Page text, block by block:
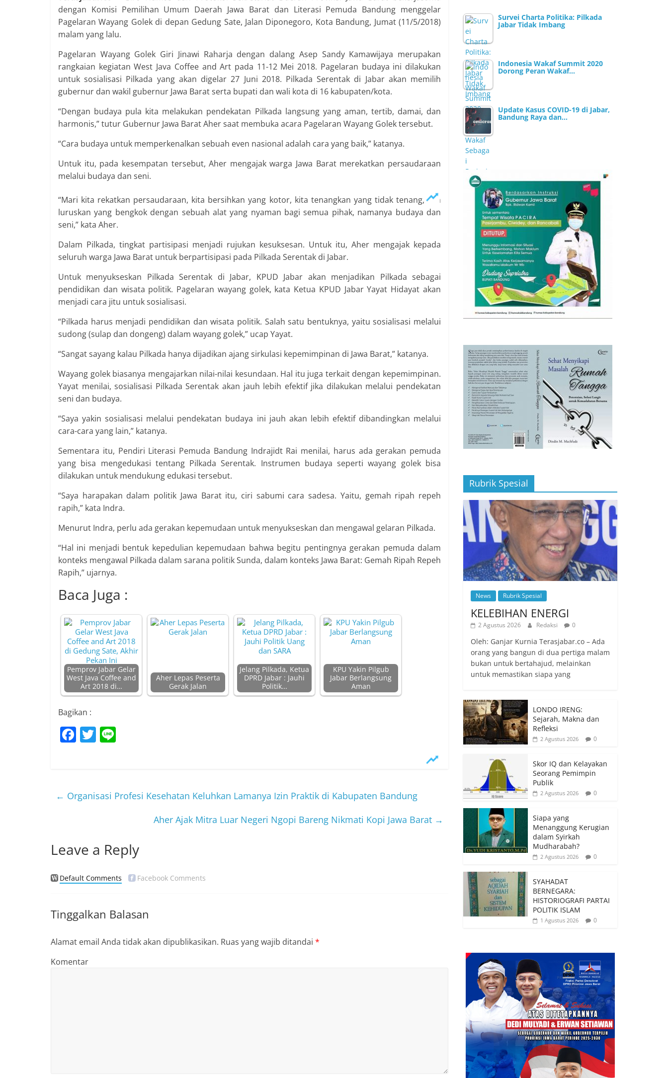
dengan Komisi Pemilihan Umum Daerah Jawa Barat dan Literasi Pemuda Bandung menggelar
Pagelaran Wayang Golek di depan Gedung Sate, Jalan Diponegoro, Kota Bandung, Jumat (11/5/2018)
malam yang lalu.
Pagelaran Wayang Golek Giri Jinawi Raharja dengan dalang Asep Sandy Kamawijaya merupakan
rangkaian kegiatan West Java Coffee and Art pada 11-12 Mei 2018. Pagelaran budaya ini dilakukan
untuk sosialisasi Pilkada yang akan digelar 27 Juni 2018. Pilkada Serentak di Jabar akan memilih
gubernur dan wakil gubernur Jawa Barat serta bupati dan wali kota di 16 kabupaten/kota.
“Dengan budaya pula kita melakukan pendekatan Pilkada langsung yang aman, tertib, damai, dan
harmonis,” tutur Gubernur Jawa Barat Aher saat membuka acara Pagelaran Wayang Golek tersebut.
“Cara budaya untuk memperkenalkan sebuah even nasional adalah cara yang baik,” katanya.
Untuk itu, pada kesempatan tersebut, Aher mengajak warga Jawa Barat merekatkan persaudaraan
melalui budaya dan seni.
“Mari kita rekatkan persaudaraan, kita bersihkan yang kotor, kita tenangkan yang tidak tenang, kita
luruskan yang bengkok dengan sebuah alat yang nyaman bagi semua pihak, namanya budaya dan
seni,” kata Aher.
Dalam Pilkada, tingkat partisipasi menjadi rujukan kesuksesan. Untuk itu, Aher mengajak kepada
seluruh warga Jawa Barat untuk berpartisipasi pada Pilkada Serentak di Jabar.
Untuk menyukseskan Pilkada Serentak di Jabar, KPUD Jabar akan menjadikan Pilkada sebagai
pendidikan dan wisata politik. Pagelaran wayang golek, kata Ketua KPUD Jabar Yayat Hidayat akan
menjadi cara jitu untuk sosialisasi.
“Pilkada harus menjadi pendidikan dan wisata politik. Salah satu bentuknya, yaitu sosialisasi melalui
sudong (sulap dan dongeng) dalam wayang golek,” ucap Yayat.
“Sangat sayang kalau Pilkada hanya dijadikan ajang sirkulasi kepemimpinan di Jawa Barat,” katanya.
Wayang golek biasanya mengajarkan nilai-nilai kesundaan. Hal itu juga terkait dengan kepemimpinan.
Yayat menilai, sosialisasi Pilkada Serentak akan jauh lebih efektif jika dilakukan melalui pendekatan
seni dan budaya.
“Saya yakin sosialisasi melalui pendekatan budaya ini jauh akan lebih efektif dibandingkan melalui
cara-cara yang lain,” katanya.
Sementara itu, Pendiri Literasi Pemuda Bandung Indrajidt Rai menilai, harus ada gerakan pemuda
yang bisa mengedukasi tentang Pilkada Serentak. Instrumen budaya seperti wayang golek bisa
dilakukan untuk mendukung edukasi tersebut.
“Saya harapakan dalam politik Jawa Barat itu, ciri sabumi cara sadesa. Yaitu, gemah ripah repeh
rapih,” kata Indra.
Menurut Indra, perlu ada gerakan kepemudaan untuk menyukseskan dan mengawal gelaran Pilkada.
“Hal ini menjadi bentuk kepedulian kepemudaan bahwa begitu pentingnya gerakan pemuda dalam
konteks mengawal Pilkada dalam sarana politik Sunda, dalam konteks Jawa Barat: Gemah Ripah Repeh
Rapih,” ujarnya.
Baca Juga :
Pemprov Jabar Gelar
West Java Coffee and
Art 2018 di…
Aher Lepas Peserta
Gerak Jalan
Jelang Pilkada, Ketua
DPRD Jabar : Jauhi
Politik…
KPU Yakin Pilgub
Jabar Berlangsung
Aman
Bagikan :
F
b
k
T
← Organisasi Profesi Kesehatan Keluhkan Lamanya Izin Praktik di Kabupaten Bandung
Aher Ajak Mitra Luar Negeri Ngopi Bareng Nikmati Kopi Jawa Barat →
Leave a Reply
Default Comments Facebook Comments
Tinggalkan Balasan
Alamat email Anda tidak akan dipublikasikan. Ruas yang wajib ditandai *
Komentar
Survei Charta Politika: Pilkada
Jabar Tidak Imbang
Indonesia Wakaf Summit 2020
Dorong Peran Wakaf…
Update Kasus COVID-19 di Jabar,
Bandung Raya dan…
Rubrik Spesial
News Rubrik Spesial
KELEBIHAN ENERGI
2 Agustus 2026 Redaksi 0
Oleh: Ganjar Kurnia Terasjabar.co – Ada
orang yang bangun di dua pertiga malam
bukan untuk bertahajud, melainkan
untuk memastikan siapa yang
LONDO IRENG:
Sejarah, Makna dan
Refleksi
2 Agustus 2026 0
Skor IQ dan Kelayakan
Seorang Pemimpin
Publik
2 Agustus 2026 0
Siapa yang
Menanggung Kerugian
dalam Syirkah
Mudharabah?
2 Agustus 2026 0
SYAHADAT
BERNEGARA:
HISTORIOGRAFI PARTAI
POLITIK ISLAM
1 Agustus 2026 0